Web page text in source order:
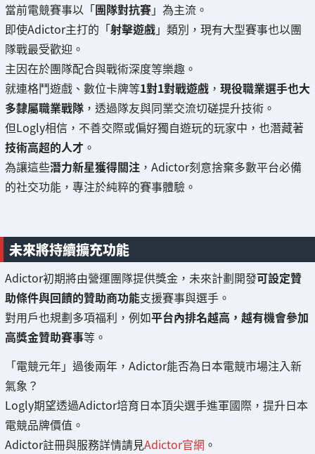
當前電競賽事以「團隊對抗賽」為主流。
即使Adictor主打的「射擊遊戲」類別，現有大型賽事也以團
隊戰最受歡迎。
主因在於團隊配合與戰術深度等樂趣。
就連格鬥遊戲、數位卡牌等1對1對戰遊戲 ， 現役職業選手也大
多隸屬職業戰隊 ，透過隊友與同業交流切磋提升技術。
但Logly相信，不善交際或偏好獨自遊玩的玩家中，也潛藏著
技術高超的人才 。
為讓這些潛力新星獲得關注 ，Adictor刻意捨棄多數平台必備
的社交功能，專注於純粹的賽事體驗。
未來將持續擴充功能
Adictor初期將由營運團隊提供獎金，未來計劃開發可設定贊
助條件與回饋的贊助商功能支援賽事與選手。
對用戶也規劃多項福利，例如平台內排名越高，越有機會參加
高獎金贊助賽事等。
「電競元年」過後兩年，Adictor能否為日本電競市場注入新
氣象？
Logly期望透過Adictor培育日本頂尖選手進軍國際，提升日本
電競品牌價值。
Adictor註冊與服務詳情請見Adictor官網 。